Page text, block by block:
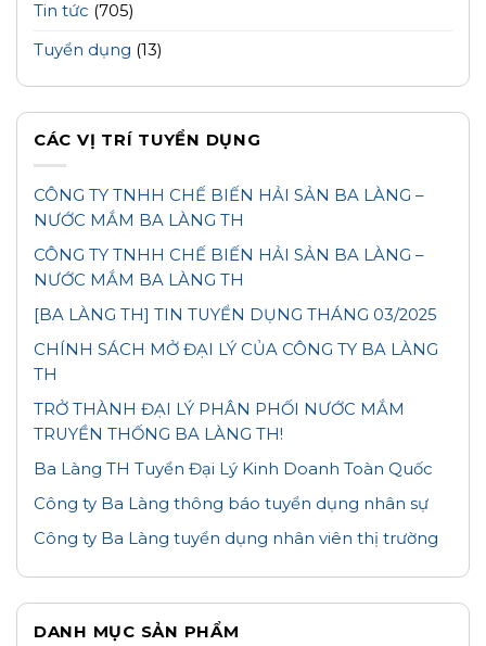
Tin tức (705)
Tuyển dụng (13)
CÁC VỊ TRÍ TUYỂN DỤNG
CÔNG TY TNHH CHẾ BIẾN HẢI SẢN BA LÀNG –
NƯỚC MẮM BA LÀNG TH
CÔNG TY TNHH CHẾ BIẾN HẢI SẢN BA LÀNG –
NƯỚC MẮM BA LÀNG TH
[BA LÀNG TH] TIN TUYỂN DỤNG THÁNG 03/2025
CHÍNH SÁCH MỞ ĐẠI LÝ CỦA CÔNG TY BA LÀNG
TH
TRỞ THÀNH ĐẠI LÝ PHÂN PHỐI NƯỚC MẮM
TRUYỀN THỐNG BA LÀNG TH!
Ba Làng TH Tuyển Đại Lý Kinh Doanh Toàn Quốc
Công ty Ba Làng thông báo tuyển dụng nhân sự
Công ty Ba Làng tuyển dụng nhân viên thị trường
DANH MỤC SẢN PHẨM